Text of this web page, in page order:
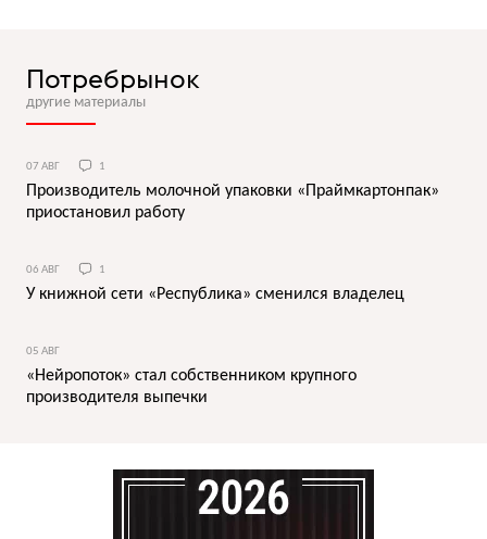
Потребрынок
другие материалы
07 АВГ 1
Производитель молочной упаковки «Праймкартонпак»
приостановил работу
06 АВГ 1
У книжной сети «Республика» сменился владелец
05 АВГ
«Нейропоток» стал собственником крупного
производителя выпечки